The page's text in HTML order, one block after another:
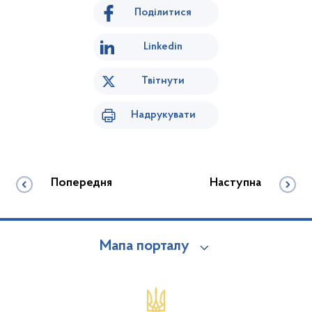
Поділитися
Linkedin
Твітнути
Надрукувати
Попередня Наступна
Мапа порталу